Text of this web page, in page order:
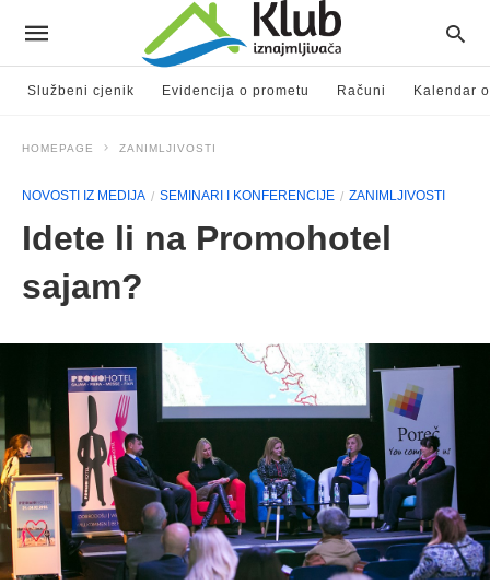
Službeni cjenik Evidencija o prometu Računi Kalendar
HOMEPAGE ZANIMLJIVOSTI
NOVOSTI IZ MEDIJA SEMINARI I KONFERENCIJE ZANIMLJIVOSTI
Idete li na Promohotel
sajam?